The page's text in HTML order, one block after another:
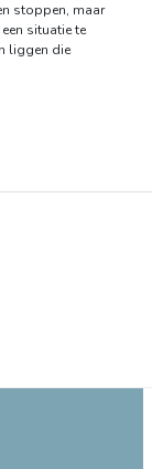
stoppen, maar
situatie te
liggen die